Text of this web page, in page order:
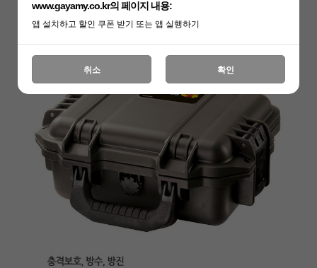
www.gayamy.co.kr의 페이지 내용:
앱 설치하고 할인 쿠폰 받기 또는 앱 실행하기
취소 확인